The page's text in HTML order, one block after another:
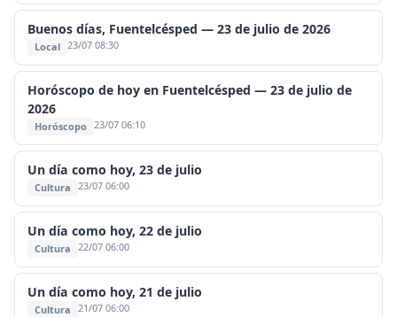
Buenos días, Fuentelcésped — 23 de julio de 2026
Local 23/07 08:30
Horóscopo de hoy en Fuentelcésped — 23 de julio de
2026
Horóscopo 23/07 06:10
Un día como hoy, 23 de julio
Cultura 23/07 06:00
Un día como hoy, 22 de julio
Cultura 22/07 06:00
Un día como hoy, 21 de julio
Cultura 21/07 06:00